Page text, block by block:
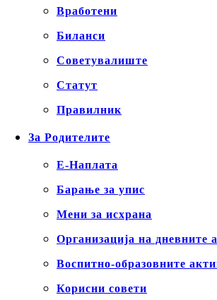
Вработени
Биланси
Советувалиште
Статут
Правилник
За Родителите
Е-Наплата
Барање за упис
Мени за исхрана
Организација на дневните
Воспитно-образовните
Корисни совети